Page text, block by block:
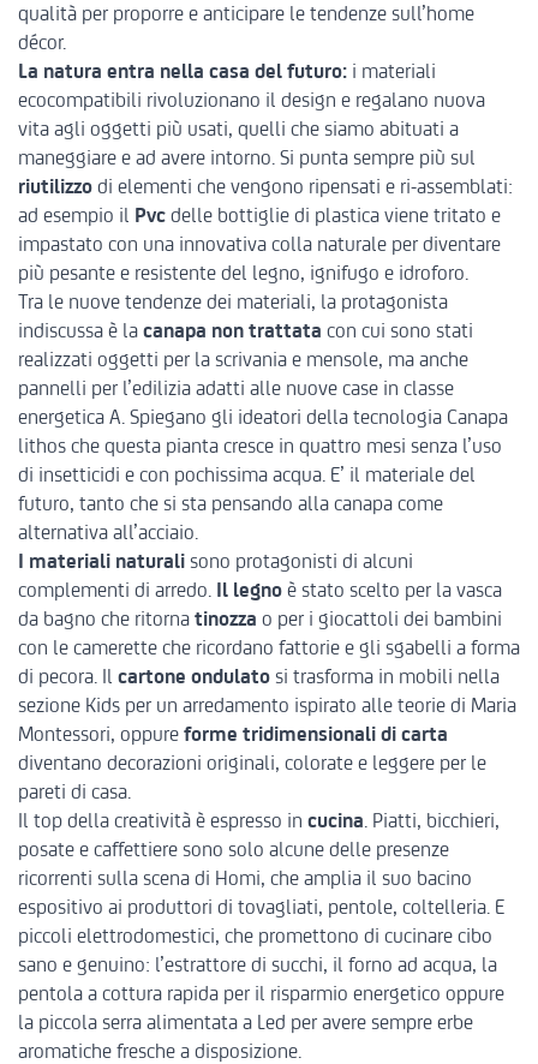
qualità per proporre e anticipare le tendenze sull’home
décor.
La natura entra nella casa del futuro: i materiali
ecocompatibili rivoluzionano il design e regalano nuova
vita agli oggetti più usati, quelli che siamo abituati a
maneggiare e ad avere intorno. Si punta sempre più sul
riutilizzo di elementi che vengono ripensati e ri-assemblati:
ad esempio il Pvc delle bottiglie di plastica viene tritato e
impastato con una innovativa colla naturale per diventare
più pesante e resistente del legno, ignifugo e idroforo.
Tra le nuove tendenze dei materiali, la protagonista
indiscussa è la canapa non trattata con cui sono stati
realizzati oggetti per la scrivania e mensole, ma anche
pannelli per l’edilizia adatti alle nuove case in classe
energetica A. Spiegano gli ideatori della tecnologia Canapa
lithos che questa pianta cresce in quattro mesi senza l’uso
di insetticidi e con pochissima acqua. E’ il materiale del
futuro, tanto che si sta pensando alla canapa come
alternativa all’acciaio.
I materiali naturali sono protagonisti di alcuni
complementi di arredo. Il legno è stato scelto per la vasca
da bagno che ritorna tinozza o per i giocattoli dei bambini
con le camerette che ricordano fattorie e gli sgabelli a forma
di pecora. Il cartone ondulato si trasforma in mobili nella
sezione Kids per un arredamento ispirato alle teorie di Maria
Montessori, oppure forme tridimensionali di carta
diventano decorazioni originali, colorate e leggere per le
pareti di casa.
Il top della creatività è espresso in cucina. Piatti, bicchieri,
posate e caffettiere sono solo alcune delle presenze
ricorrenti sulla scena di Homi, che amplia il suo bacino
espositivo ai produttori di tovagliati, pentole, coltelleria. E
piccoli elettrodomestici, che promettono di cucinare cibo
sano e genuino: l’estrattore di succhi, il forno ad acqua, la
pentola a cottura rapida per il risparmio energetico oppure
la piccola serra alimentata a Led per avere sempre erbe
aromatiche fresche a disposizione.